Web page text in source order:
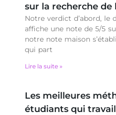
sur la recherche
Notre verdict d’abord, le
affiche une note de 5/5
notre note maison
qui part
Lire la suite »
Les meilleures
étudiants qui